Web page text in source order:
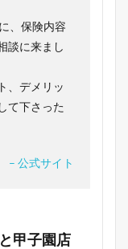
、保険内容
談に来まし
、デメリッ
て下さった
– 公式サイト
甲子園店